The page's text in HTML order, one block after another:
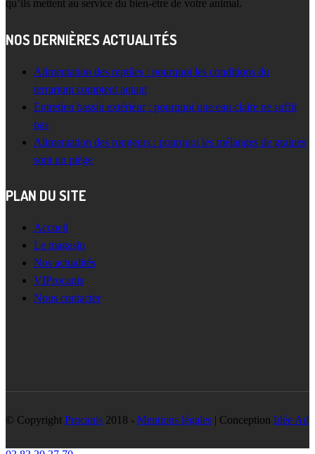
qu’ils mettent au service du bien-être de votre animal.
NOS DERNIÈRES ACTUALITÉS
Alimentation des reptiles : pourquoi les conditions du
terrarium comptent autant
Entretien bassin extérieur : pourquoi une eau claire ne suffit
pas
Alimentation des rongeurs : pourquoi les mélanges de graines
sont un piège
PLAN DU SITE
Accueil
Le magasin
Nos actualités
VIProcanis
Nous contacter
© Copyright Procanis 2018 - Mentions légales | Conception Idée Ad